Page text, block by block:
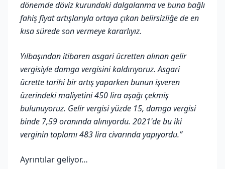
dönemde döviz kurundaki dalgalanma ve buna bağlı
fahiş fiyat artışlarıyla ortaya çıkan belirsizliğe de en
kısa sürede son vermeye kararlıyız.
Yılbaşından itibaren asgari ücretten alınan gelir
vergisiyle damga vergisini kaldırıyoruz. Asgari
ücrette tarihi bir artış yaparken bunun işveren
üzerindeki maliyetini 450 lira aşağı çekmiş
bulunuyoruz. Gelir vergisi yüzde 15, damga vergisi
binde 7,59 oranında alınıyordu. 2021'de bu iki
verginin toplamı 483 lira civarında yapıyordu.”
Ayrıntılar geliyor…